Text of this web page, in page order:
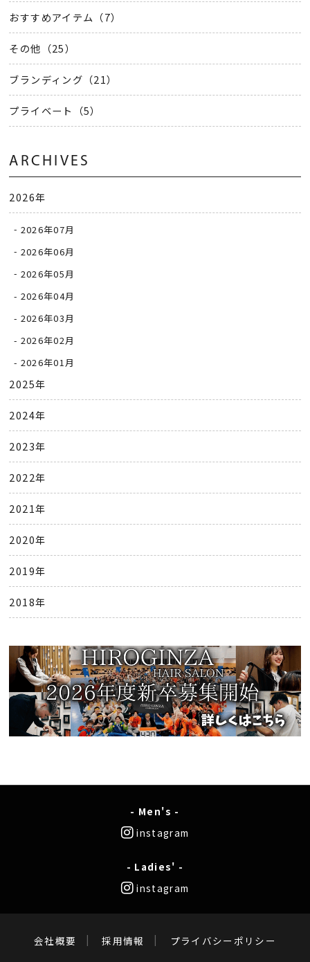
おすすめアイテム（7）
その他（25）
ブランディング（21）
プライベート（5）
ARCHIVES
2026年
2026年07月
2026年06月
2026年05月
2026年04月
2026年03月
2026年02月
2026年01月
2025年
2024年
2023年
2022年
2021年
2020年
2019年
2018年
- Men's -
instagram
- Ladies' -
instagram
会社概要 採用情報
プライバシーポリシー